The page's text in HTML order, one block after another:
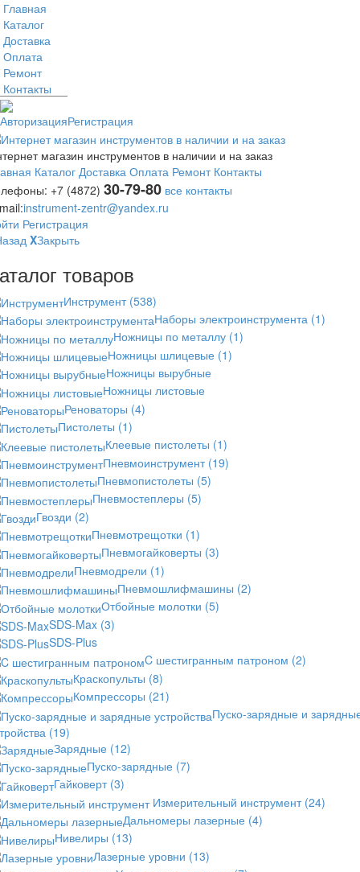
Главная
Каталог
Доставка
Оплата
Ремонт
Контакты
АвторизацияРегистрация
магазин инструментов в наличии и на заказ
Каталог Доставка Оплата Ремонт Контакты
+7 (4872) 30-79-80 все контакты
instrument-zentr@yandex.ru
Регистрация
XЗакрыть
товаров
Инструмент (538)
Наборы электроинструмента (1)
Ножницы по металлу (1)
Ножницы шлицевые (1)
Ножницы вырубные
Ножницы листовые
Реноваторы (4)
Пистолеты (1)
Клеевые пистолеты (1)
Пневмоинструмент (19)
Пневмопистолеты (5)
Пневмостеплеры (5)
Гвозди (2)
Пневмотрещотки (1)
Пневмогайковерты (3)
Пневмодрели (1)
Пневмошлифмашины (2)
Отбойные молотки (5)
SDS-Max (3)
SDS-Plus
C шестигранным патроном (2)
Краскопульты (8)
Компрессоры (21)
Пуско-зарядные и
(19)
Зарядные (12)
Пуско-зарядные (7)
Гайковерт (3)
Измерительный инструмент (24)
Дальномеры лазерные (4)
Нивелиры (13)
Лазерные уровни (13)